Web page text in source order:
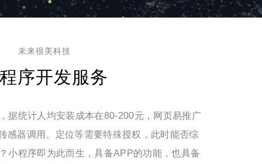
未来很美科技
序开发服务
据统计人均安装成本在80-200元，网页易推广
感器调用、定位等需要特殊授权，此时能否综
小程序即为此而生，具备APP的功能，也具备